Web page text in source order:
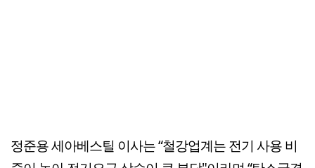
정준용 세아베스틸 이사는 “철강업계는 전기 사용 비